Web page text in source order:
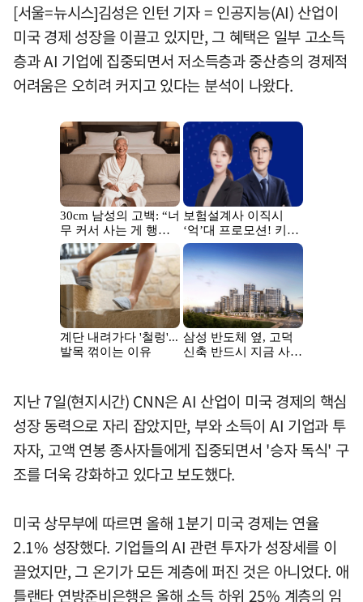
[서울=뉴시스]김성은 인턴 기자 = 인공지능(AI) 산업이
미국 경제 성장을 이끌고 있지만, 그 혜택은 일부 고소득
층과 AI 기업에 집중되면서 저소득층과 중산층의 경제적
어려움은 오히려 커지고 있다는 분석이 나왔다.
지난 7일(현지시간) CNN은 AI 산업이 미국 경제의 핵심
성장 동력으로 자리 잡았지만, 부와 소득이 AI 기업과 투
자자, 고액 연봉 종사자들에게 집중되면서 '승자 독식' 구
조를 더욱 강화하고 있다고 보도했다.
미국 상무부에 따르면 올해 1분기 미국 경제는 연율
2.1% 성장했다. 기업들의 AI 관련 투자가 성장세를 이
끌었지만, 그 온기가 모든 계층에 퍼진 것은 아니었다. 애
틀랜타 연방준비은행은 올해 소득 하위 25% 계층의 임